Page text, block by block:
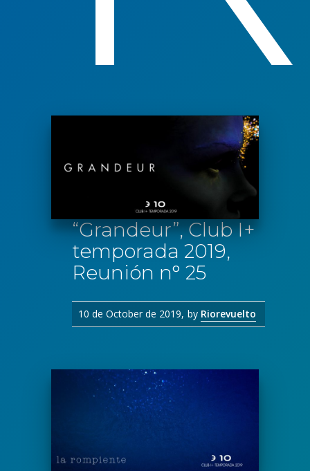
“Grandeur”, Club I+
temporada 2019,
Reunión n° 25
10 de October de 2019 by Riorevuelto